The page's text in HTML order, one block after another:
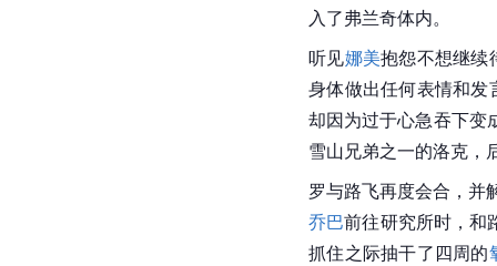
入了弗兰奇体内。
听见娜美抱怨不想继续
身体做出任何表情和发
却因为过于心急吞下变
雪山兄弟之一的洛克，
罗与路飞再度会合，并
乔巴前往研究所时，和
抓住之际抽干了四周的